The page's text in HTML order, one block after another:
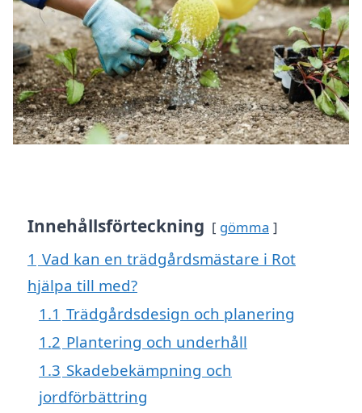
Innehållsförteckning gömma
1 Vad kan en trädgårdsmästare i Rot
hjälpa till med?
1.1 Trädgårdsdesign och planering
1.2 Plantering och underhåll
1.3 Skadebekämpning och
jordförbättring